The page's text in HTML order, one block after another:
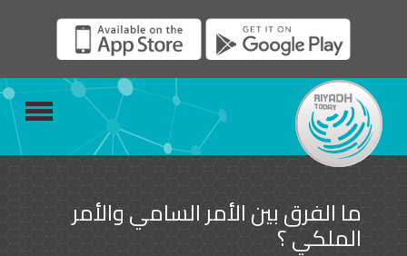
ما الفرق بين الأمر السامي والأمر
الملكي ؟